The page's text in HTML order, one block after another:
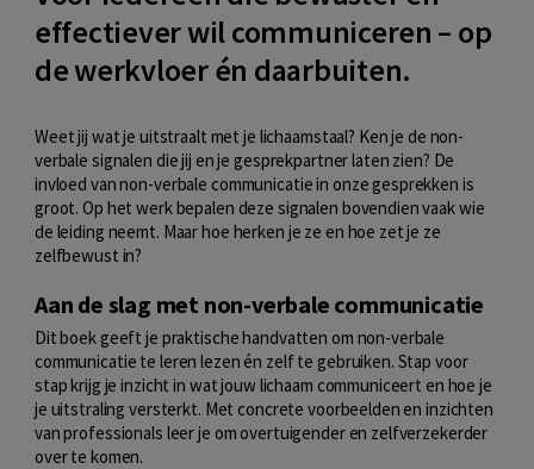
effectiever wil communiceren – op
de werkvloer én daarbuiten.
Weet jij wat je uitstraalt met je lichaamstaal? Ken je de non-
verbale signalen die jij en je gesprekpartner laten zien? De
invloed van non-verbale communicatie in onze gesprekken is
groot. Op het werk bepalen deze signalen bovendien vaak wie
de leiding neemt. Maar hoe herken je ze en hoe zet je ze
zelfbewust in?
Aan de slag met non-verbale communicatie
Dit boek geeft je praktische handvatten om non-verbale
communicatie te leren lezen én zelf te gebruiken. Stap voor
stap krijg je inzicht in wat jouw lichaam communiceert en hoe je
je uitstraling versterkt. Met concrete voorbeelden en inzichten
van professionals leer je om overtuigender en zelfverzekerder
over te komen.